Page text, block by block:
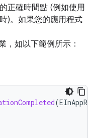
正確時間點 (例如使用
)。如果您的應用程式
，如以下範例所示：
(